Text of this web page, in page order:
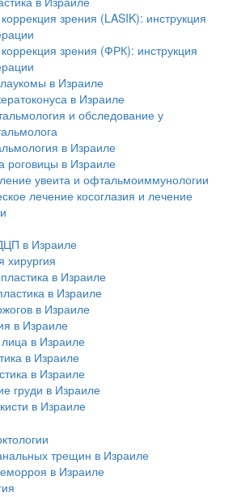
зрения (LASIK): инструкция
зрения (ФРК): инструкция
в Израиле
в Израиле
и обследование у
в Израиле
роговицы в Израиле
увеита и офтальмоиммунологии
лечение косоглазия и лечение
в Израиле
хирургия
в Израиле
в Израиле
в Израиле
в Израиле
в Израиле
в Израиле
в Израиле
груди в Израиле
в Израиле
трещин в Израиле
в Израиле